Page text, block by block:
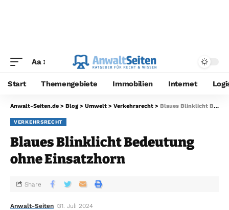
Aa
Start Themengebiete Immobilien Internet
Anwalt-Seiten.de > Blog > Umwelt > Verkehrsrecht > Blaues Blinklicht Bedeutung ohne Einsatzhorn
VERKEHRSRECHT
Blaues Blinklicht Bedeutung
ohne Einsatzhorn
Anwalt-Seiten 31. Juli 2024
Share